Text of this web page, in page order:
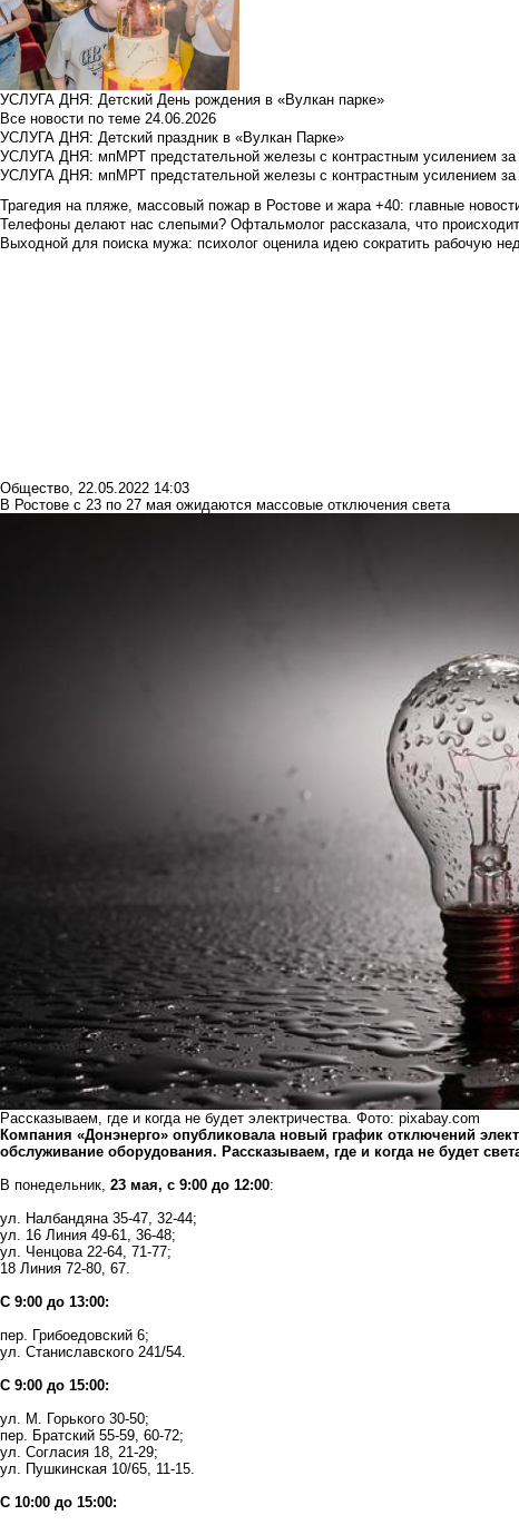
УСЛУГА ДНЯ: Детский День рождения в «Вулкан парке»
Все новости по теме 24.06.2026
УСЛУГА ДНЯ: Детский праздник в «Вулкан Парке»
УСЛУГА ДНЯ: мпМРТ предстательной железы с контрастным усилением за
УСЛУГА ДНЯ: мпМРТ предстательной железы с контрастным усилением за
Трагедия на пляже, массовый пожар в Ростове и жара +40: главные
Телефоны делают нас слепыми? Офтальмолог рассказала, что
Выходной для поиска мужа: психолог оценила идею сократить рабочую
Общество, 22.05.2022 14:03
В Ростове с 23 по 27 мая ожидаются массовые отключения света
Рассказываем, где и когда не будет электричества. Фото: pixabay.com
Компания «Донэнерго» опубликовала новый график отключений
обслуживание оборудования. Рассказываем, где и когда не будет
В понедельник, 23 мая, с 9:00 до 12:00:
ул. Налбандяна 35-47, 32-44;
ул. 16 Линия 49-61, 36-48;
ул. Ченцова 22-64, 71-77;
18 Линия 72-80, 67.
С 9:00 до 13:00:
пер. Грибоедовский 6;
ул. Станиславского 241/54.
С 9:00 до 15:00:
ул. М. Горького 30-50;
пер. Братский 55-59, 60-72;
ул. Согласия 18, 21-29;
ул. Пушкинская 10/65, 11-15.
С 10:00 до 15:00: